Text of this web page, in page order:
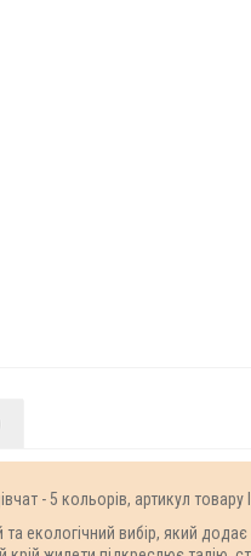
- 5 кольорів, артикул товару
екологічний вибір, який